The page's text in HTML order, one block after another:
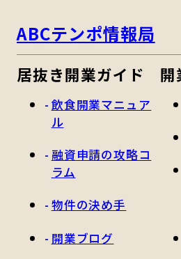
ABCテンポ情報局
居抜き開業ガイド
飲食開業マニュア
ル
融資申請の攻略コ
ラム
物件の決め手
開業ブログ
開